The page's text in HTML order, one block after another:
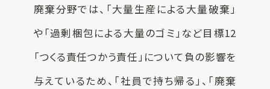
廃棄分野では、「大量生産による大量破棄」
や「過剰梱包による大量のゴミ」など目標12
「つくる責任つかう責任」について負の影響を
与えているため、「社員で持ち帰る」、「廃棄